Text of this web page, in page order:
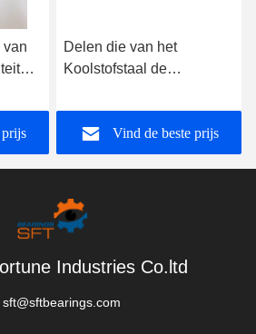
van
Delen die van het
Koolstofstaal de
Metallurgietoestellen
vormen van het
Afgietselpoeder
Vind de beste prijs
Industries Co.ltd
sft@sftbearings.com